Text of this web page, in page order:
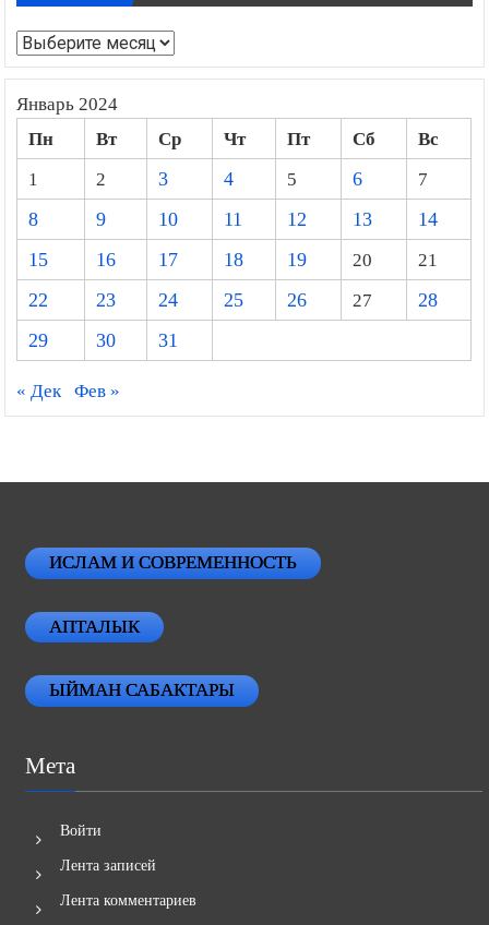
Архивы
Январь 2024
Пн Вт Ср Чт Пт Сб
Вс
1
2 3 4 5 6
7
8
9 10 11 12 13
14
15
16 17 18 19 20
21
22
23 24 25 26 27
28
29
30 31
« Дек Фев »
ИСЛАМ И СОВРЕМЕННОСТЬ
АПТАЛЫК
ЫЙМАН САБАКТАРЫ
Мета
Войти
Лента записей
Лента комментариев